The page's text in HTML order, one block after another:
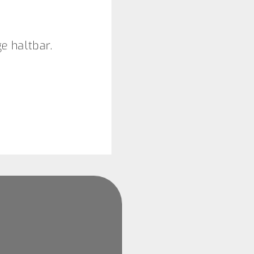
haltbar.